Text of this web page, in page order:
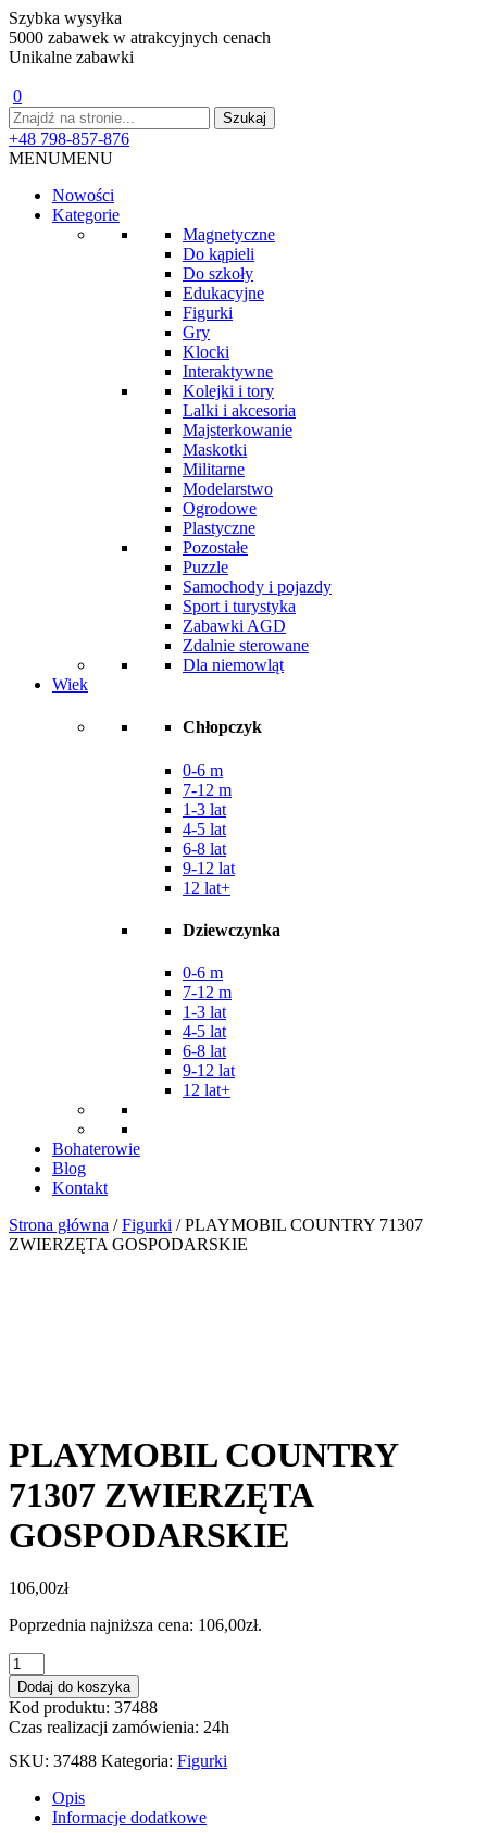
Szybka wysyłka
5000 zabawek w atrakcyjnych cenach
Unikalne zabawki
0
+48 798-857-876
MENUMENU
Nowości
Kategorie
Magnetyczne
Do kąpieli
Do szkoły
Edukacyjne
Figurki
Gry
Klocki
Interaktywne
Kolejki i tory
Lalki i akcesoria
Majsterkowanie
Maskotki
Militarne
Modelarstwo
Ogrodowe
Plastyczne
Pozostałe
Puzzle
Samochody i pojazdy
Sport i turystyka
Zabawki AGD
Zdalnie sterowane
Dla niemowląt
Wiek
Chłopczyk
0-6 m
7-12 m
1-3 lat
4-5 lat
6-8 lat
9-12 lat
12 lat+
Dziewczynka
0-6 m
7-12 m
1-3 lat
4-5 lat
6-8 lat
9-12 lat
12 lat+
Bohaterowie
Blog
Kontakt
Strona główna /Figurki / PLAYMOBIL COUNTRY 71307
ZWIERZĘTA GOSPODARSKIE
PLAYMOBIL COUNTRY
71307 ZWIERZĘTA
GOSPODARSKIE
106,00zł
Poprzednia najniższa cena: 106,00zł.
ilość
PLAYMOBIL
COUNTRY
71307
ZWIERZĘTA
GOSPODARSKIE
Dodaj do koszyka
Kod produktu: 37488
Czas realizacji zamówienia: 24h
SKU: 37488 Kategoria: Figurki
Opis
Informacje dodatkowe